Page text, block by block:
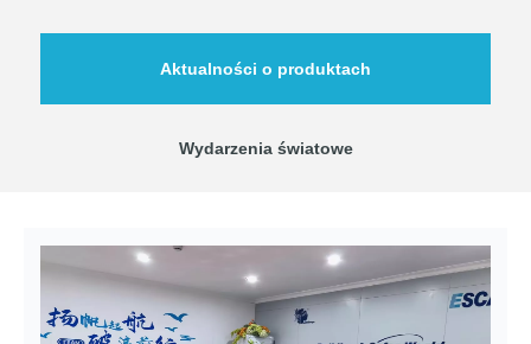
Aktualności o produktach
Wydarzenia światowe